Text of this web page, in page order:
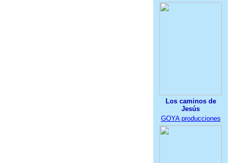
Los caminos de
Jesús
GOYA producciones